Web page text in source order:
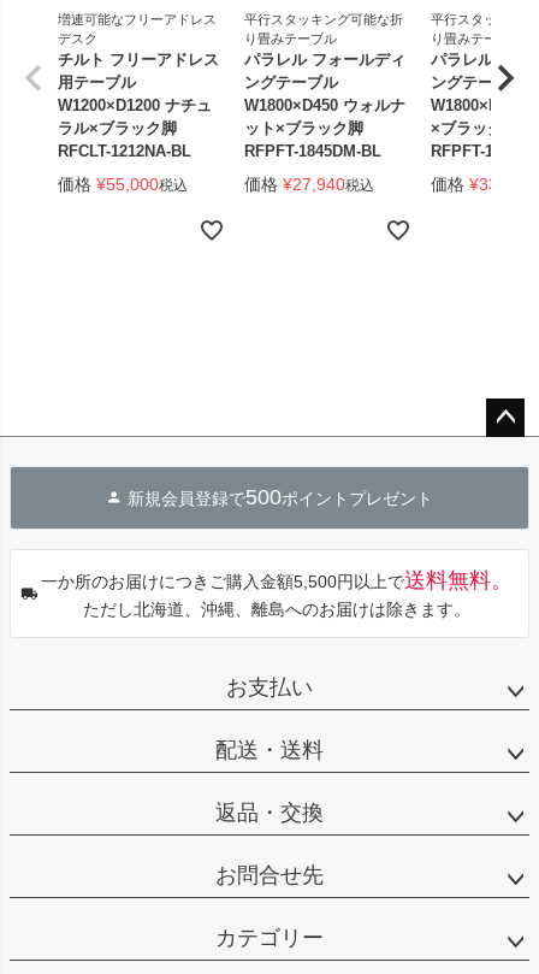
増連可能なフリーアドレス
デスク
チルト フリーアドレス
用テーブル
W1200×D1200 ナチュ
ラル×ブラック脚
RFCLT-1212NA-BL
価格 ¥55,000税込
平行スタッキング可能な折
り畳みテーブル
パラレル フォールディ
ングテーブル
W1800×D450 ウォルナ
ット×ブラック脚
RFPFT-1845DM-BL
価格 ¥27,940税込
平行スタッキン
り畳みテーブル
パラレル フォ
ングテーブル
W1800×D450
×ブラック脚
RFPFT-
価格 ¥33,440
へ
新規会員登録で500ポイントプレゼント
一か所のお届けにつきご購入金額5,500円以上で送料無料。
ただし北海道、沖縄、離島へのお届けは除きます。
お支払い
配送・送料
返品・交換
お問合せ先
カテゴリー